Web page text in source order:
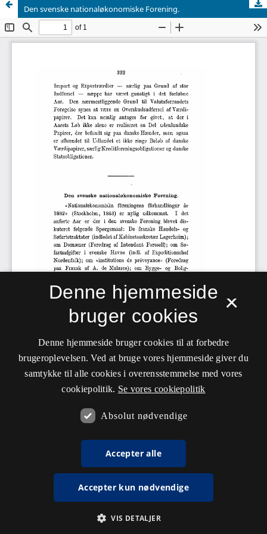
Den svenske nationaløkonomiske Forening.
×
Denne hjemmeside
bruger cookies
Denne hjemmeside bruger cookies til at forbedre
brugeroplevelsen. Ved at bruge vores hjemmeside giver du
samtykke til alle cookies i overensstemmelse med vores
cookiepolitik. Se vores cookiepolitik
Absolut nødvendige
Accepter alle
Accepter kun nødvendige
VIS DETALJER